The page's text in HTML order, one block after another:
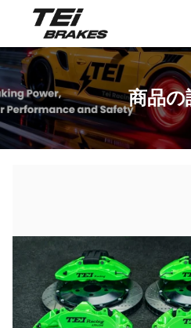
商品の